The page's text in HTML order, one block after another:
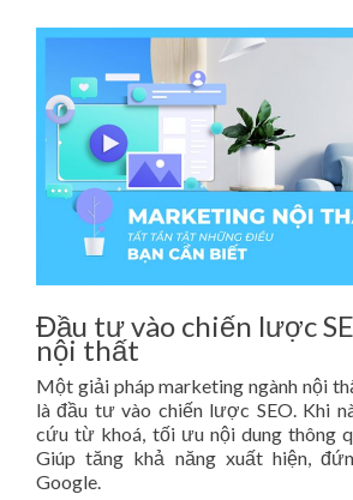
Đầu tư vào chiến lược
nội thất
Một giải pháp marketing ngành nội
là đầu tư vào chiến lược SEO. Khi
cứu từ khoá, tối ưu nội dung thông
Giúp tăng khả năng xuất hiện,
Google.